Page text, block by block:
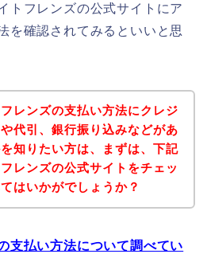
トフレンズの公式サイトにア
を確認されてみるといいと思
レンズの支払い方法にクレジ
代引、銀行振り込みなどがあ
知りたい方は、まずは、下記
レンズの公式サイトをチェッ
はいかがでしょうか？
支払い方法について調べてい